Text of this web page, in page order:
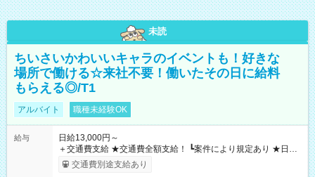
未読
ちいさいかわいいキャラのイベントも！好きな
場所で働ける☆来社不要！働いたその日に給料
もらえる◎/T1
アルバイト 職種未経験OK
給与
日給13,000円～
＋交通費支給 ★交通費全額支給！ ┗案件により規定あり ★日払
いOK！（規定あり） ┗働いたその日に現金GET♪ お仕事後はコ
ンビニATMから 日払い分を引き落とせます！ 【試用期間】試
交通費別途支給あり